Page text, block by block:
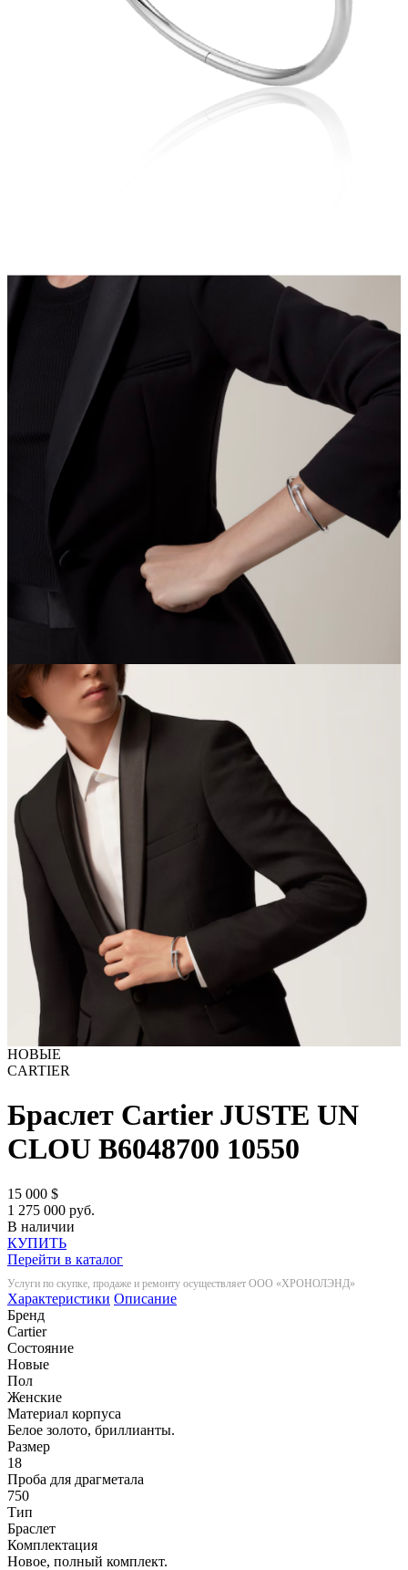
НОВЫЕ
CARTIER
Браслет Cartier JUSTE UN
CLOU B6048700 10550
15 000 $
1 275 000 руб.
В наличии
КУПИТЬ
Перейти в каталог
Услуги по скупке, продаже и ремонту осуществляет ООО «ХРОНОЛЭНД»
Характеристики Описание
Бренд
Cartier
Состояние
Новые
Пол
Женские
Материал корпуса
Белое золото, бриллианты.
Размер
18
Проба для драгметала
750
Тип
Браслет
Комплектация
Новое, полный комплект.